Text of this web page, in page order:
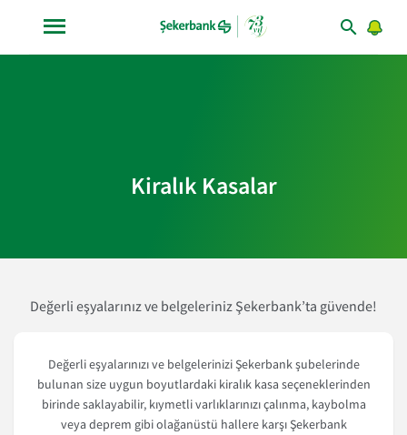
Kiralık Kasalar
Değerli eşyalarınız ve belgeleriniz Şekerbank’ta güvende!
Değerli eşyalarınızı ve belgelerinizi Şekerbank şubelerinde
bulunan size uygun boyutlardaki kiralık kasa seçeneklerinden
birinde saklayabilir, kıymetli varlıklarınızı çalınma, kaybolma
veya deprem gibi olağanüstü hallere karşı Şekerbank